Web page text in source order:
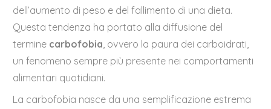
dell’aumento di peso e del fallimento di una dieta.
Questa tendenza ha portato alla diffusione del
termine carbofobia , ovvero la paura dei carboidrati,
un fenomeno sempre più presente nei comportamenti
alimentari quotidiani.
La carbofobia nasce da una semplificazione estrema